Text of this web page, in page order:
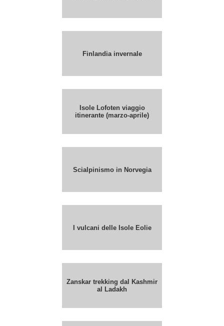
Finlandia invernale
Isole Lofoten viaggio
itinerante (marzo-aprile)
Scialpinismo in Norvegia
I vulcani delle Isole Eolie
Zanskar trekking dal Kashmir
al Ladakh